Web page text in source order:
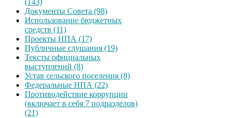
(143)
Документы Совета (98)
Использование бюджетных
средств (11)
Проекты НПА (17)
Публичные слушания (19)
Тексты официальных
выступлений (8)
Устав сельского поселения (8)
Федеральные НПА (22)
Противодействие коррупции
(включает в себя 7 подразделов)
(21)